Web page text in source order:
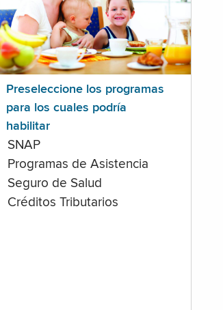
Preseleccione los programas
para los cuales podría
habilitar
SNAP
Programas de Asistencia
Seguro de Salud
Créditos Tributarios